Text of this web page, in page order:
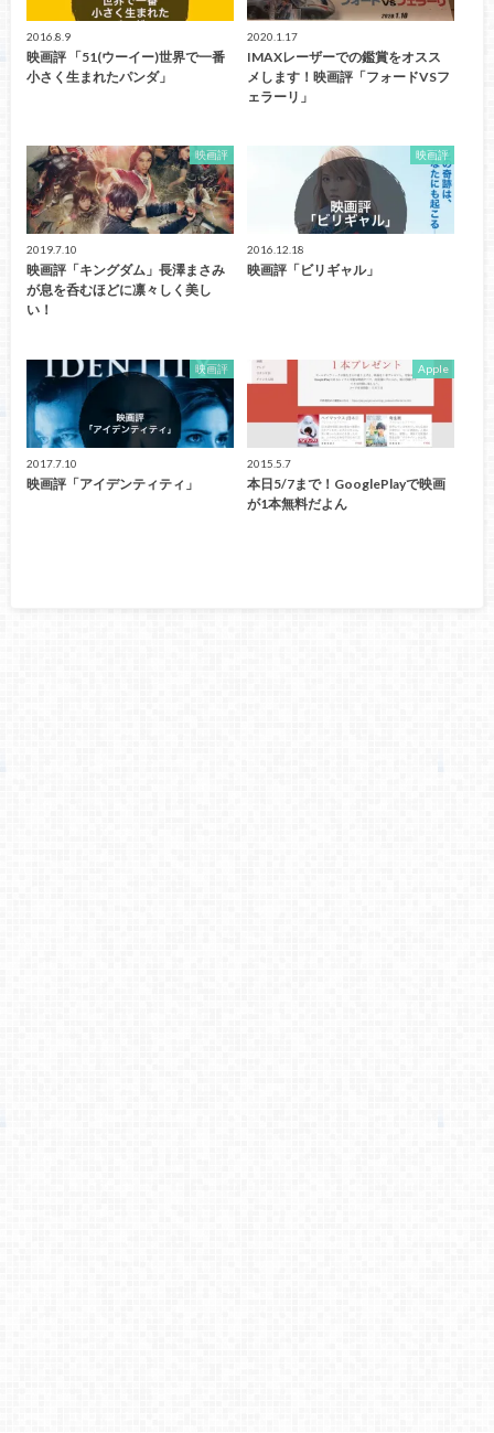
2016.8.9
映画評 「51(ウーイー)世界で一番
小さく生まれたパンダ」
2020.1.17
IMAXレーザーでの鑑賞をオスス
メします！映画評「フォードVSフ
ェラーリ」
映画評
2019.7.10
映画評「キングダム」長澤まさみ
が息を呑むほどに凛々しく美し
い！
映画評
2016.12.18
映画評「ビリギャル」
映画評
2017.7.10
映画評「アイデンティティ」
Apple
2015.5.7
本日5/7まで！GooglePlayで映画
が1本無料だよん